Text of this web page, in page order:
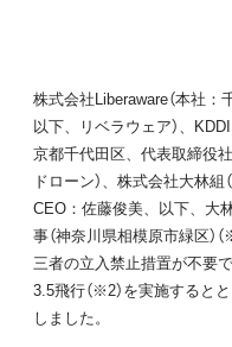
株式会社Liberaware（本社：
以下、リベラウェア）、
京都千代田区、代表取締役
ドローン）、株式会社大林
CEO：佐藤俊美、以下、大
事（神奈川県相模原市緑区）
三者の立入禁止措置が不要
3.5飛行（※2）を実施すると
しました。